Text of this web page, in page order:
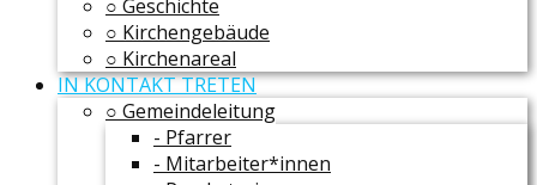
○ Geschichte
○ Kirchengebäude
○ Kirchenareal
IN KONTAKT TRETEN
○ Gemeindeleitung
- Pfarrer
- Mitarbeiter*innen